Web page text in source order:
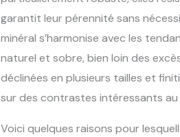
garantit leur pérennité sans
minéral s’harmonise avec les
naturel et sobre, bien loin des
déclinées en plusieurs tailles et
sur des contrastes intéressants au
Voici quelques raisons pour